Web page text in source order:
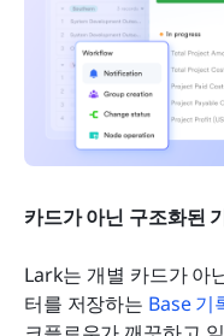
카드가 아닌 구조화된
Lark는 개별 카드가 아
터를 저장하는 Base 기